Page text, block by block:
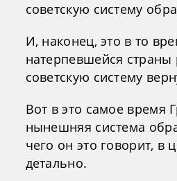
советскую систему
И, наконец, это в то
натерпевшейся страны
советскую систему
Вот в это самое время
нынешняя система
чего он это говорит, в
детально.